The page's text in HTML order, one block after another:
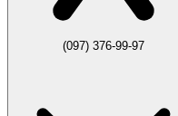
(097) 376-99-97